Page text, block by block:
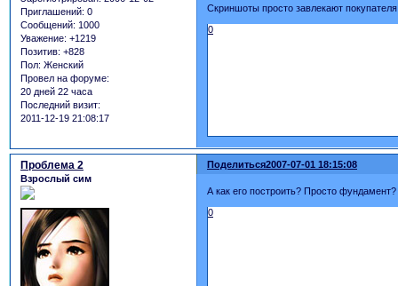
Приглашений: 0
Сообщений: 1000
Уважение: +1219
Позитив: +828
Пол: Женский
Провел на форуме:
20 дней 22 часа
Последний визит:
2011-12-19 21:08:17
Скриншоты просто завлекают
0
Поделиться2007-07-01 18:15:08
Проблема 2
Взрослый сим
А как его построить? Просто фундамент?
0